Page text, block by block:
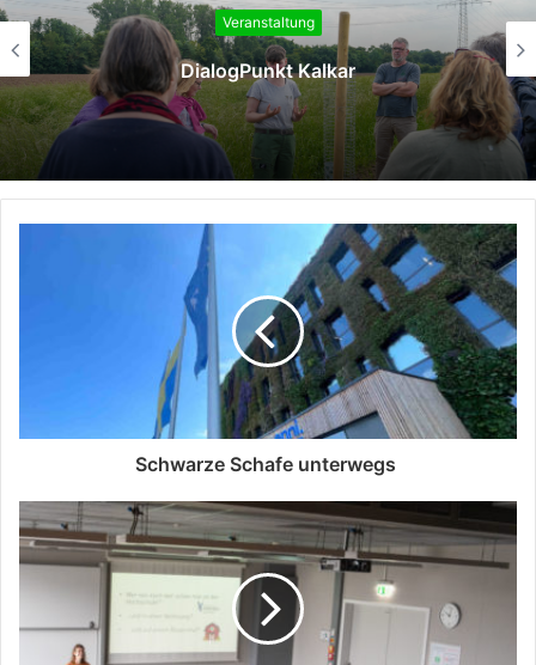
Veranstaltung
DialogPunkt Kalkar
Schwarze Schafe unterwegs